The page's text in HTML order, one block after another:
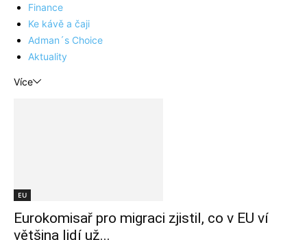
Finance
Ke kávě a čaji
Adman´s Choice
Aktuality
Více
EU
Eurokomisař pro migraci zjistil, co v EU ví
většina lidí už...